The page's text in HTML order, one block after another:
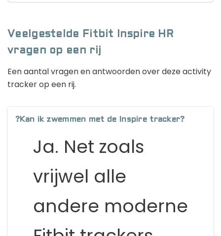
Veelgestelde Fitbit Inspire HR
vragen op een rij
Een aantal vragen en antwoorden over deze activity
tracker op een rij.
?Kan ik zwemmen met de Inspire tracker?
Ja. Net zoals
vrijwel alle
andere moderne